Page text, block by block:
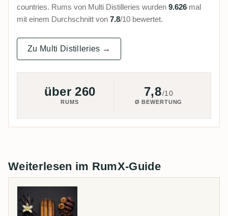
countries. Rums von Multi Distilleries wurden 9.626 mal
mit einem Durchschnitt von 7.8/10 bewertet.
Zu Multi Distilleries →
über 260
RUMS
7,8/10
Ø BEWERTUNG
Weiterlesen im RumX-Guide